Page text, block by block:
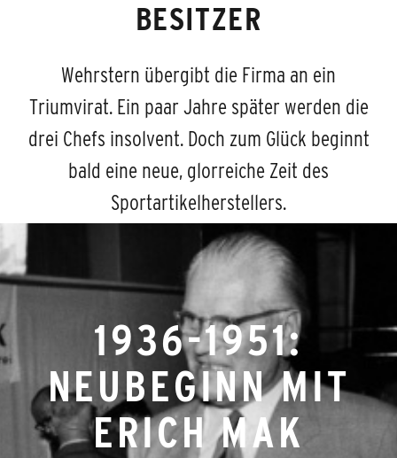
BESITZER
Wehrstern übergibt die Firma an ein
Triumvirat. Ein paar Jahre später werden die
drei Chefs insolvent. Doch zum Glück beginnt
bald eine neue, glorreiche Zeit des
Sportartikelherstellers.
1936-1951:
NEUBEGINN MIT
ERICH MAK